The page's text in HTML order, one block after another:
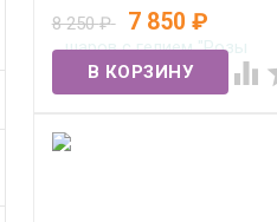
Акварель" №200
В наличии
8 250₽ 7 850 ₽
